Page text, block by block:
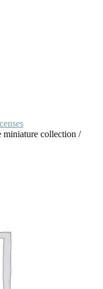
miniature collection /